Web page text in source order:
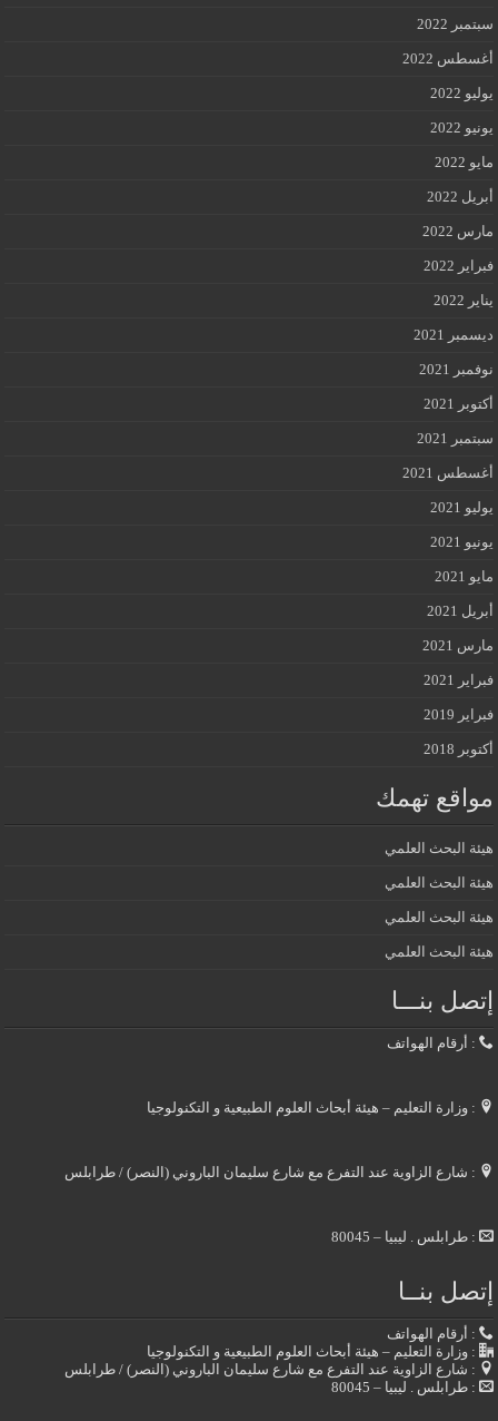
سبتمبر 2022
أغسطس 2022
يوليو 2022
يونيو 2022
مايو 2022
أبريل 2022
مارس 2022
فبراير 2022
يناير 2022
ديسمبر 2021
نوفمبر 2021
أكتوبر 2021
سبتمبر 2021
أغسطس 2021
يوليو 2021
يونيو 2021
مايو 2021
أبريل 2021
مارس 2021
فبراير 2021
فبراير 2019
أكتوبر 2018
مواقع تهمك
هيئة البحث العلمي
هيئة البحث العلمي
هيئة البحث العلمي
هيئة البحث العلمي
إتصل بنـــا
: أرقام الهواتف
: وزارة التعليم – هيئة أبحاث العلوم الطبيعية و التكنولوجيا
: شارع الزاوية عند التفرع مع شارع سليمان الباروني (النصر) / طرابلس
: طرابلس . ليبيا – 80045
إتصل بنــا
: أرقام الهواتف
: وزارة التعليم – هيئة أبحاث العلوم الطبيعية و التكنولوجيا
: شارع الزاوية عند التفرع مع شارع سليمان الباروني (النصر) / طرابلس
: طرابلس . ليبيا – 80045